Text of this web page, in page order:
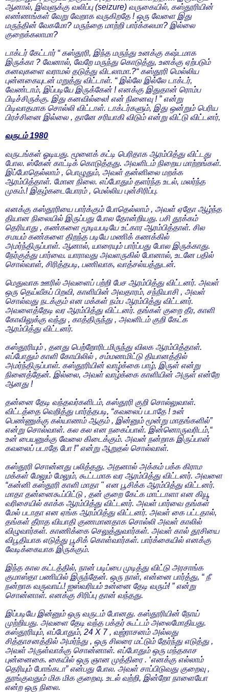
ஆனால், இவளுக்கு வலிப்பு (seizure) வருகையில், கஸ்தூரியின்
எண்ணங்கள் வேறு வேறாக வருகிறதே ! ஒரு வேளை இது
மருந்தின் வேகமோ? மருந்தை மாற்றி பார்க்கலமா? இல்லை
குறைக்கலாமா?
டாக்டர் கேட்டார் “ கஸ்தூரி, இந்த மருந்து உனக்கு கஷ்டமாக
இருக்கா ? வேனால், வேறே மருந்து கொடுத்து, உனக்கு ஏற்படும்
கனவுகளை வராமல் தடுத்து விடலாமா.?“ கஸ்தூரி மெல்லிய
புன்னகையுடன் மறுத்து விட்டாள். “ இல்லே இல்லே டாக்டர்,
வேண்டாம், இப்படியே இருக்கேன் ! எனக்கு இதுதான் ரொம்ப
பிடிச்சிருக்கு. இது கனவில்லை! என் நினைவு ! ” என்று
பிடிவாதமாக சொல்லி விட்டாள். டாக்டர்களும், இது ஒன்றும் பெரிய
பிரச்சினை இல்லை , தானே சரியாகி விடும் என்று விட்டு விட்டனர்,
வருடம் 1980
வருடங்கள் ஓடியது. மூளைக் கட்டி பெரிதாக ஆரம்பித்து விட்டது
போல. ஸ்கேன் காட்டிக் கொடுத்தது. அவளிடம் நிறைய மாற்றங்கள்.
இப்போதெல்லாம் , பொழுதும், அவள் தன்னிலை மறக்க
ஆரம்பித்தாள். மோன நிலை. எப்போதும் தளர்ந்த உடல், மலர்ந்த
முகம்.! இதழ்கடையோரம் , மெல்லிய புன்சிரிப்பு.
எனக்கு கஸ்தூரியை பார்க்கும் போதெல்லாம் , அவள் ஏதோ ஆழ்ந்த
தியான நிலையில் இருப்பது போல தோன்றியது. பசி தூக்கம்
தெரியாது , கண்களை மூடியபடியே உட்கார ஆரம்பித்தாள். சில
சமயம் கண்களை திறந்த படியே மணிக் கணக்கில்
அமர்ந்திருப்பாள். ஆனால், யாரையும் பார்ப்பது போல இருக்காது.
நேர்குத்து பார்வை. யாராவது அவளருகில் போனால், உடனே பதில்
சொல்வாள், சிரித்தபடி, பணிவாக, வாத்சல்யத்துடன்.
மெதுவாக ஊரில் அவளைப் பற்றி பேச ஆரம்பித்து விட்டனர். அவள்
ஒரு தெய்வீகப் பிறவி, காளியின் அவதாரம், சந்நியாசி , அவள்
சொல்வது நடக்கும் என மக்கள் நம்ப ஆரம்பித்து விட்டனர்.
அவளைத்தேடி வர ஆரம்பித்து விட்டனர். தங்கள் குறை தீர, காளி
கோவிலுக்கு வந்து , காத்திருந்து , அவளிடம் குறி கேட்க
ஆரம்பித்து விட்டனர்.
கஸ்தூரியும் , தனது பெற்றோரிடமிருந்து விலக ஆரம்பித்தாள்.
எப்போதும் காளி கோயிலில் , சம்மணமிட்டு தியானத்தில்
அமர்ந்திருப்பாள். கஸ்தூரியின் வாழ்க்கை பாழ், இருள் என்று
நினைத்தேன். இல்லை, அவள் வாழ்க்கை காளியின் அருள் என்றே
ஆனது !
தன்னை தேடி வந்தவர்களிடம், கஸ்தூரி குறி சொல்லுவாள்.
விட்டத்தை வெறித்து பார்த்தபடி, “கவலைப் படாதே ! உன்
பெண்ணுக்கு கல்யாணம் ஆகும் , இன்னும் மூன்று மாதங்களில்”
என்று சொல்வாள். கல கல என நகைப்பாள். இன்னொருவரிடம்,“
உன் பையனுக்கு வேலை கிடைக்கும். அவன் நன்றாக இருப்பான்
கவலைப் படாதே போ !” என்று ஆறுதல் சொல்வாள்.
கஸ்தூரி சொன்னது பலித்தது. அதனால் அக்கம் பக்க கிராம
மக்கள் மேலும் மேலும், கூட்டமாக வர ஆரம்பித்து விட்டனர். அவளை
“கன்னி கஸ்தூரி காளி மாதா " என பூசிக்க ஆரம்பித்து விட்டனர்.
மாதா தன்னைகூப்பிட்டு , தன் குறை கேட்க மாட்டாளா என கியூ
வரிசையில் காக்க ஆரம்பித்து விட்டனர். அவள் பார்வை தங்கள்
மேல் படாதா என ஏங்க ஆரம்பித்து விட்டனர். அவள் கை பட்டதால்,
தங்கள் தீராத வியாதி குணமானதாக சொல்லி அவள் காலில்
விழுவார்கள். காணிக்கை செலுத்துவார்கள். அவள் கால் தூசியை
விபூதியாக எடுத்து பூசிக் கொள்வார்கள். பார்க்கையில் எனக்கு
வேடிக்கையாக இருக்கும்.
இந்த கால கட்டத்தில், நான் படிப்பை முடித்து விட்டு அரசாங்க
குமாஸ்தா பணியில் இருந்தேன். ஒரு நாள், என்னை பார்த்து, “ நீ
நன்றாக வருவாய்.! ஐஸ்வரியம் உன்னை தேடி வரும்! ” என்று
சொன்னாள். எனக்கு சிரிப்பு தான் வந்தது.
இப்படியே இன்னும் ஒரு வருடம் போனது. கஸ்தூரியின் நோய்
முற்றியது. அவளை தேடி வந்த பக்தர் கூட்டம் அலைமோதியது.
கஸ்தூரியும், எப்போதும், 24 X 7 , வஜ்ராசனம் அல்லது
சித்தாசனத்தில் அமர்ந்து , ஒரு சிலரை மட்டும் தேர்ந்து எடுத்து ,
அவள் அருள்வாக்கு சொன்னாள். எப்போதும் ஒரு மந்தகாச
புன்னைகை. கையில் ஒரு ஞான முத்திரை . ‘எனக்கு எல்லாம்
தெரியும் போங்கடா” என்பது போல. அவள் சாப்பிடுவது குறைவு ,
தூங்குவதும் மிக மிக குறைவு. உடல் வற்றி, இன்றோ நாளையோ
என்ற ஒரு நிலை.